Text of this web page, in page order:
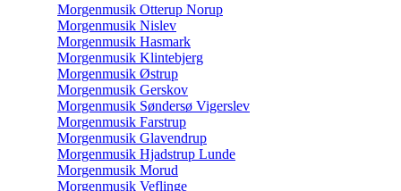
Morgenmusik Otterup Norup
Morgenmusik Nislev
Morgenmusik Hasmark
Morgenmusik Klintebjerg
Morgenmusik Østrup
Morgenmusik Gerskov
Morgenmusik Søndersø Vigerslev
Morgenmusik Farstrup
Morgenmusik Glavendrup
Morgenmusik Hjadstrup Lunde
Morgenmusik Morud
Morgenmusik Veflinge